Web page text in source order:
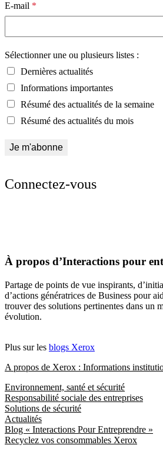
E-mail *
Sélectionner une ou plusieurs listes :
Dernières actualités
Informations importantes
Résumé des actualités de la semaine
Résumé des actualités du mois
Connectez-vous
À propos d’Interactions pour
Partage de points de vue inspirants,
d’actions génératrices de Business pour
trouver des solutions pertinentes dans un
évolution.
Plus sur les blogs Xerox
A propos de Xerox : Informations
Environnement, santé et sécurité
Responsabilité sociale des entreprises
Solutions de sécurité
Actualités
Blog « Interactions Pour Entreprendre »
Recyclez vos consommables Xerox